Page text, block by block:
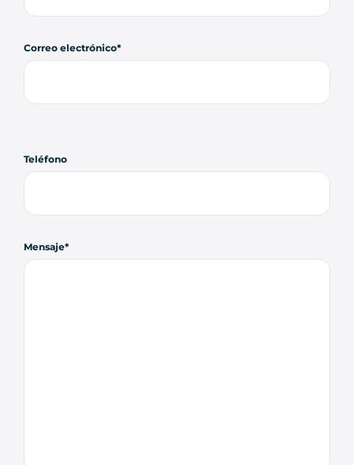
Correo electrónico
Teléfono
Mensaje